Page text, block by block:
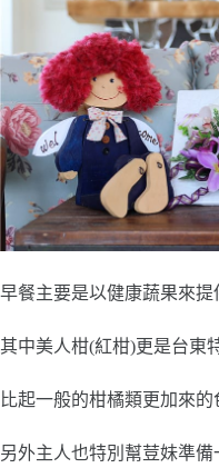
早餐主要是以健康蔬果來提
其中美人柑(紅柑)更是台東
比起一般的柑橘類更加來
另外主人也特別幫荳妹準